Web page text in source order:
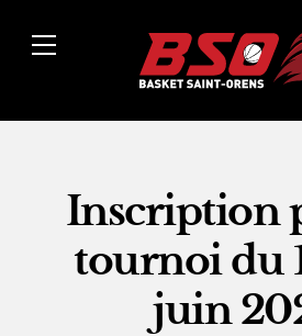
Inscription
tournoi du
juin